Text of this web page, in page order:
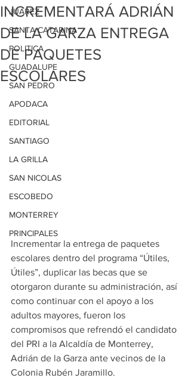
JUAREZ
SANTA CATARINA
POLITICA
GUADALUPE
SAN PEDRO
APODACA
EDITORIAL
SANTIAGO
LA GRILLA
SAN NICOLAS
ESCOBEDO
MONTERREY
PRINCIPALES
INCREMENTARÁ ADRIÁN
DE LA GARZA ENTREGA
DE PAQUETES
ESCOLARES
Incrementar la entrega de paquetes
escolares dentro del programa “Útiles,
Útiles”, duplicar las becas que se
otorgaron durante su administración, así
como continuar con el apoyo a los
adultos mayores, fueron los
compromisos que refrendó el candidato
del PRI a la Alcaldía de Monterrey,
Adrián de la Garza ante vecinos de la
Colonia Rubén Jaramillo.